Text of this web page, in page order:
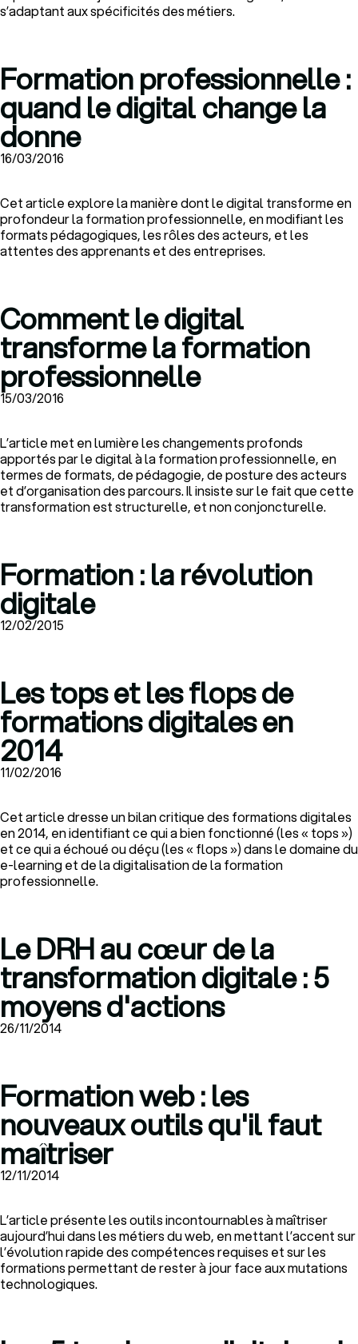
s’adaptant aux spécificités des métiers.
Formation professionnelle :
quand le digital change la
donne
16/03/2016
Cet article explore la manière dont le digital transforme en
profondeur la formation professionnelle, en modifiant les
formats pédagogiques, les rôles des acteurs, et les
attentes des apprenants et des entreprises.
Comment le digital
transforme la formation
professionnelle
15/03/2016
L’article met en lumière les changements profonds
apportés par le digital à la formation professionnelle, en
termes de formats, de pédagogie, de posture des acteurs
et d’organisation des parcours. Il insiste sur le fait que cette
transformation est structurelle, et non conjoncturelle.
Formation : la révolution
digitale
12/02/2015
Les tops et les flops de
formations digitales en
2014
11/02/2016
Cet article dresse un bilan critique des formations digitales
en 2014, en identifiant ce qui a bien fonctionné (les « tops »)
et ce qui a échoué ou déçu (les « flops ») dans le domaine du
e-learning et de la digitalisation de la formation
professionnelle.
Le DRH au cœur de la
transformation digitale : 5
moyens d'actions
26/11/2014
Formation web : les
nouveaux outils qu'il faut
maîtriser
12/11/2014
L’article présente les outils incontournables à maîtriser
aujourd’hui dans les métiers du web, en mettant l’accent sur
l’évolution rapide des compétences requises et sur les
formations permettant de rester à jour face aux mutations
technologiques.